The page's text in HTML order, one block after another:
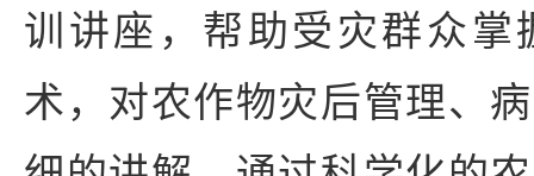
训讲座，帮助受灾群众掌
术，对农作物灾后管理、